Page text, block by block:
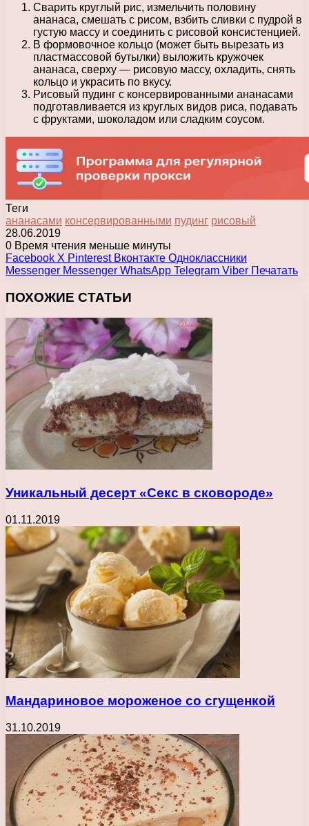
Сварить круглый рис, измельчить половину
ананаса, смешать с рисом, взбить сливки с пудрой в
густую массу и соединить с рисовой консистенцией.
В формовочное кольцо (может быть вырезать из
пластмассовой бутылки) выложить кружочек
ананаса, сверху — рисовую массу, охладить, снять
кольцо и украсить по вкусу.
Рисовый пудинг с консервированными ананасами
подготавливается из круглых видов риса, подавать
с фруктами, шоколадом или сладким соусом.
Теги
ананасами консервированными пудинг рисовый
28.06.2019
0 Время чтения меньше минуты
Facebook X Pinterest Вконтакте Одноклассники
Messenger Messenger WhatsApp Telegram Viber Печатать
ПОХОЖИЕ СТАТЬИ
Уникальный десерт «Секс в сковороде»
01.11.2019
Мандариновое мороженое со сгущенкой
31.10.2019